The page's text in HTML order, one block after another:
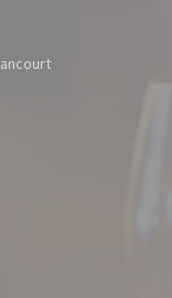
((新しいウィン